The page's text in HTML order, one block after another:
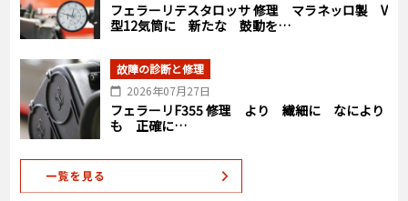
フェラーリテスタロッサ 修理 マラネッロ製 V
型12気筒に 新たな 鼓動を…
故障の診断と修理
2026年07月27日
フェラーリF355 修理 より 繊細に なにより
も 正確に…